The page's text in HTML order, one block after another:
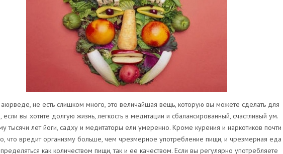
аюрведе, не есть слишком много, это величайшая вещь, которую вы можете сделать для
если вы хотите долгую жизнь, легкость в медитации и сбалансированный, счастливый ум.
тысячи лет йоги, садху и медитаторы ели умеренно. Кроме курения и наркотиков почти
что вредит организму больше, чем чрезмерное употребление пищи, и чрезмерная еда
как количеством пищи, так и ее качеством. Если вы регулярно употребляете